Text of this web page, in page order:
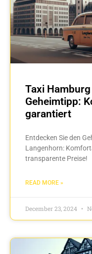
Taxi
Geheimtipp:
garantiert
Entdecken Sie den
Langenhorn:
transparente Preise!
READ MORE »
December 23, 2024